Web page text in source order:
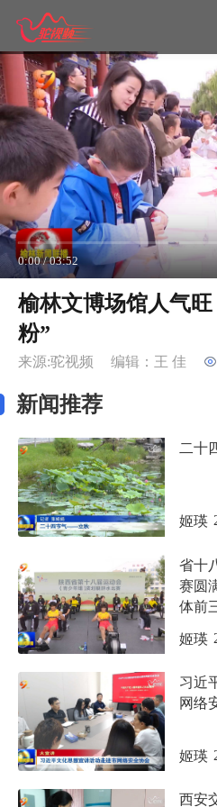
0:00/03:52
榆林文博场馆人气
粉”
来源:驼视频 编辑：王 佳
新闻推荐
二十
姬瑛
省十
赛圆
体前
姬瑛
习近
网络
姬瑛
西安